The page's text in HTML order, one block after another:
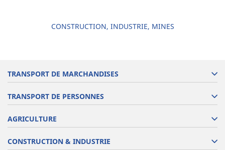
CONSTRUCTION, INDUSTRIE, MINES
TRANSPORT DE MARCHANDISES
TRANSPORT DE PERSONNES
AGRICULTURE
CONSTRUCTION & INDUSTRIE